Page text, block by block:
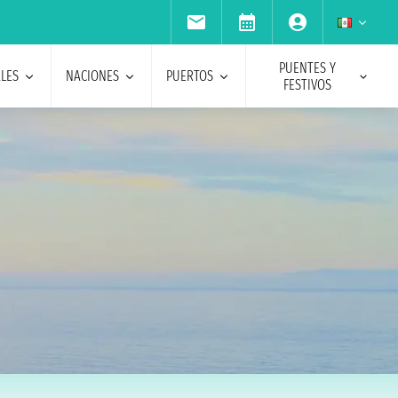
NACIONES PUERTOS
PUENTES Y
FESTIVOS